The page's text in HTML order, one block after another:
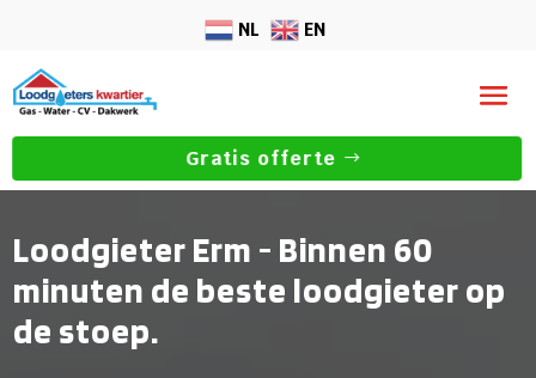
NL EN
Gratis offerte
Loodgieter Erm - Binnen 60
minuten de beste loodgieter op
de stoep.